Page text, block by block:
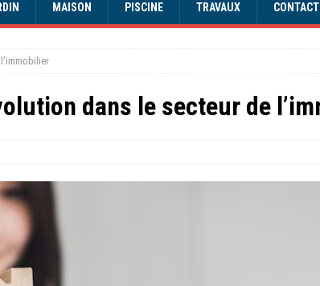
MAISON PISCINE TRAVAUX CONTACT
dans le secteur de